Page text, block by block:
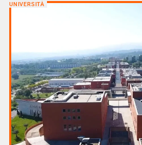
UNIVERSITÀ